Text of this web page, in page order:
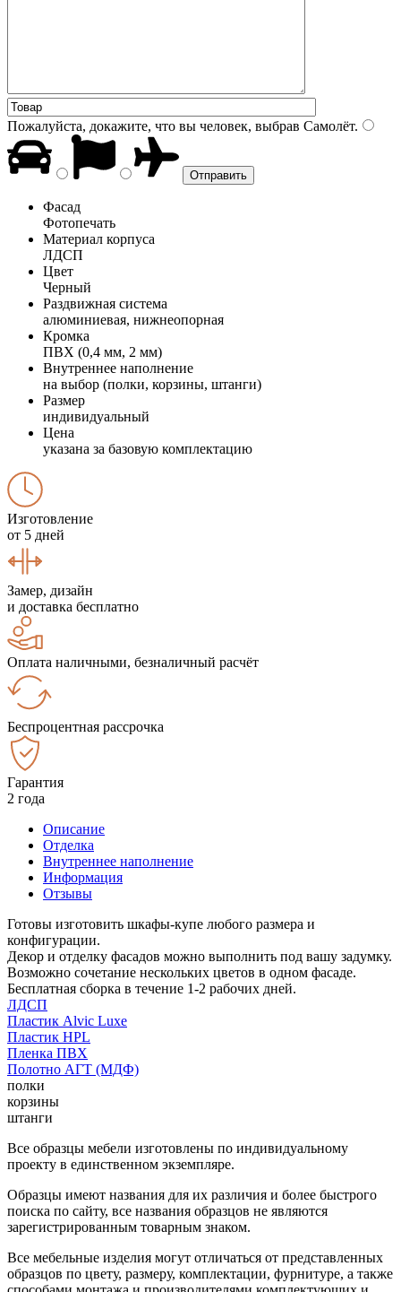
Пожалуйста, докажите, что вы человек, выбрав Самолёт.
Фасад
Фотопечать
Материал корпуса
ЛДСП
Цвет
Черный
Раздвижная система
алюминиевая, нижнеопорная
Кромка
ПВХ (0,4 мм, 2 мм)
Внутреннее наполнение
на выбор (полки, корзины, штанги)
Размер
индивидуальный
Цена
указана за базовую комплектацию
Изготовление
от 5 дней
Замер, дизайн
и доставка бесплатно
Оплата наличными, безналичный расчёт
Беспроцентная рассрочка
Гарантия
2 года
Описание
Отделка
Внутреннее наполнение
Информация
Отзывы
Готовы изготовить шкафы-купе любого размера и
конфигурации.
Декор и отделку фасадов можно выполнить под вашу задумку.
Возможно сочетание нескольких цветов в одном фасаде.
Бесплатная сборка в течение 1-2 рабочих дней.
ЛДСП
Пластик Alvic Luxe
Пластик HPL
Пленка ПВХ
Полотно АГТ (МДФ)
полки
корзины
штанги
Все образцы мебели изготовлены по индивидуальному
проекту в единственном экземпляре.
Образцы имеют названия для их различия и более быстрого
поиска по сайту, все названия образцов не являются
зарегистрированным товарным знаком.
Все мебельные изделия могут отличаться от представленных
образцов по цвету, размеру, комплектации, фурнитуре, а также